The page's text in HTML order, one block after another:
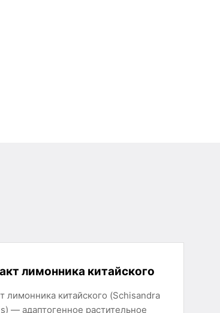
лимонника китайского
лимонника китайского (Schisandra
— адаптогенное растительное